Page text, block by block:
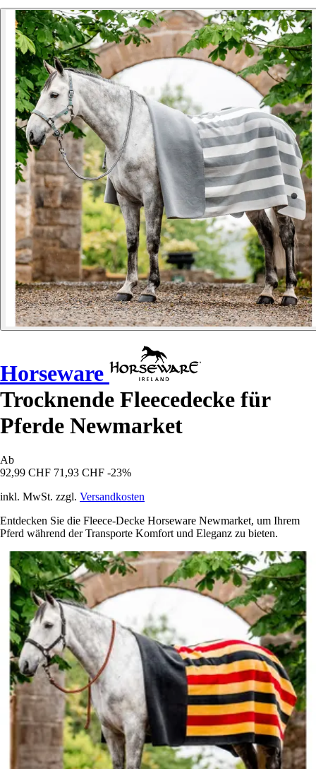
Horseware
Trocknende Fleecedecke für
Pferde Newmarket
Ab
92,99 CHF 71,93 CHF -23%
inkl. MwSt. zzgl. Versandkosten
Entdecken Sie die Fleece-Decke Horseware Newmarket, um Ihrem
Pferd während der Transporte Komfort und Eleganz zu bieten.